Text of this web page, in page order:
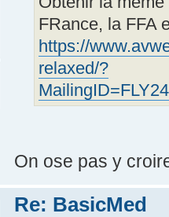
FRance, la FFA
https://
relaxed/?
On ose pas y
Re: BasicMed